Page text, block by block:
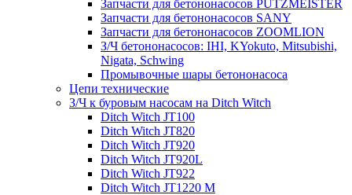
Запчасти для бетононасосов PUTZMEISTER
Запчасти для бетононасосов SANY
Запчасти для бетононасосов ZOOMLION
З/Ч бетононасосов: IHI, KYokuto, Mitsubishi,
Nigata, Schwing
Промывочные шары бетононасоса
Цепи технические
З/Ч к буровым насосам на Ditch Witch
Ditch Witch JT100
Ditch Witch JT820
Ditch Witch JT920
Ditch Witch JT920L
Ditch Witch JT922
Ditch Witch JT1220 M